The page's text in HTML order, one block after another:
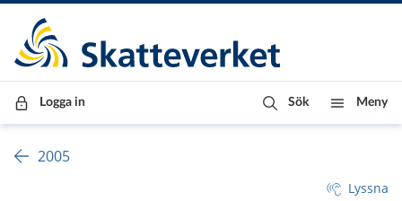
Till innehåll
Till navigationen
Till chattrobot
Logga in Sök Meny
2005
Lyssna